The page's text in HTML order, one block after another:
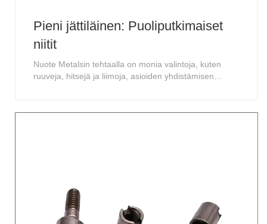
Pieni jättiläinen: Puoliputkimaiset
niitit
Nuote Metalsin tehtaalla on monia valintoja, kuten
ruuveja, hitsejä ja liimoja, asioiden yhdistämisen
niitti. Se on todella yksinkertainen pieni asia. Kuvittele